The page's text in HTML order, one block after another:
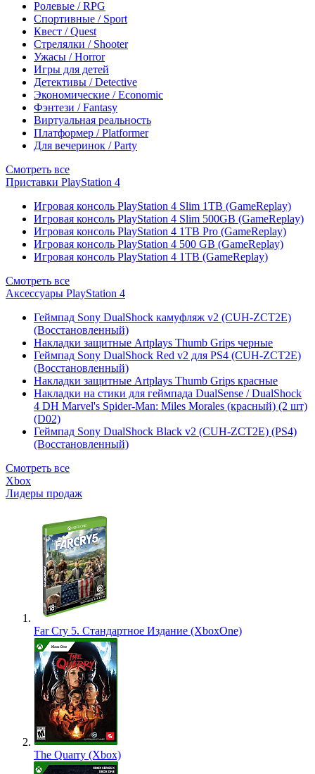
Ролевые / RPG
Спортивные / Sport
Квест / Quest
Стрелялки / Shooter
Ужасы / Horror
Игры для детей
Детективы / Detective
Экономические / Economic
Фэнтези / Fantasy
Виртуальная реальность
Платформер / Platformer
Для вечеринок / Party
Смотреть все
Приставки PlayStation 4
Игровая консоль PlayStation 4 Slim 1TB (GameReplay)
Игровая консоль PlayStation 4 Slim 500GB (GameReplay)
Игровая консоль PlayStation 4 1TB Pro (GameReplay)
Игровая консоль PlayStation 4 500 GB (GameReplay)
Игровая консоль PlayStation 4 1TB (GameReplay)
Смотреть все
Аксессуары PlayStation 4
Геймпад Sony DualShock камуфляж v2 (CUH-ZCT2E)
(Восстановленный)
Накладки защитные Artplays Thumb Grips черные
Геймпад Sony DualShock Red v2 для PS4 (CUH-ZCT2E)
(Восстановленный)
Накладки защитные Artplays Thumb Grips красные
Накладки на стики для геймпада DualSense / DualShock
4 DH Marvel's Spider-Man: Miles Morales (красный) (2 шт)
(D02)
Геймпад Sony DualShock Black v2 (CUH-ZCT2E) (PS4)
(Восстановленный)
Смотреть все
Xbox
Лидеры продаж
Far Cry 5. Стандартное Издание (XboxOne)
The Quarry (Xbox)